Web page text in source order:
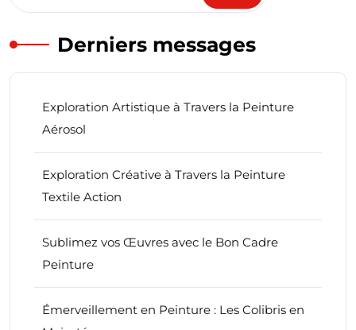
Derniers messages
Exploration Artistique à Travers la Peinture
Aérosol
Exploration Créative à Travers la Peinture
Textile Action
Sublimez vos Œuvres avec le Bon Cadre
Peinture
Émerveillement en Peinture : Les Colibris en